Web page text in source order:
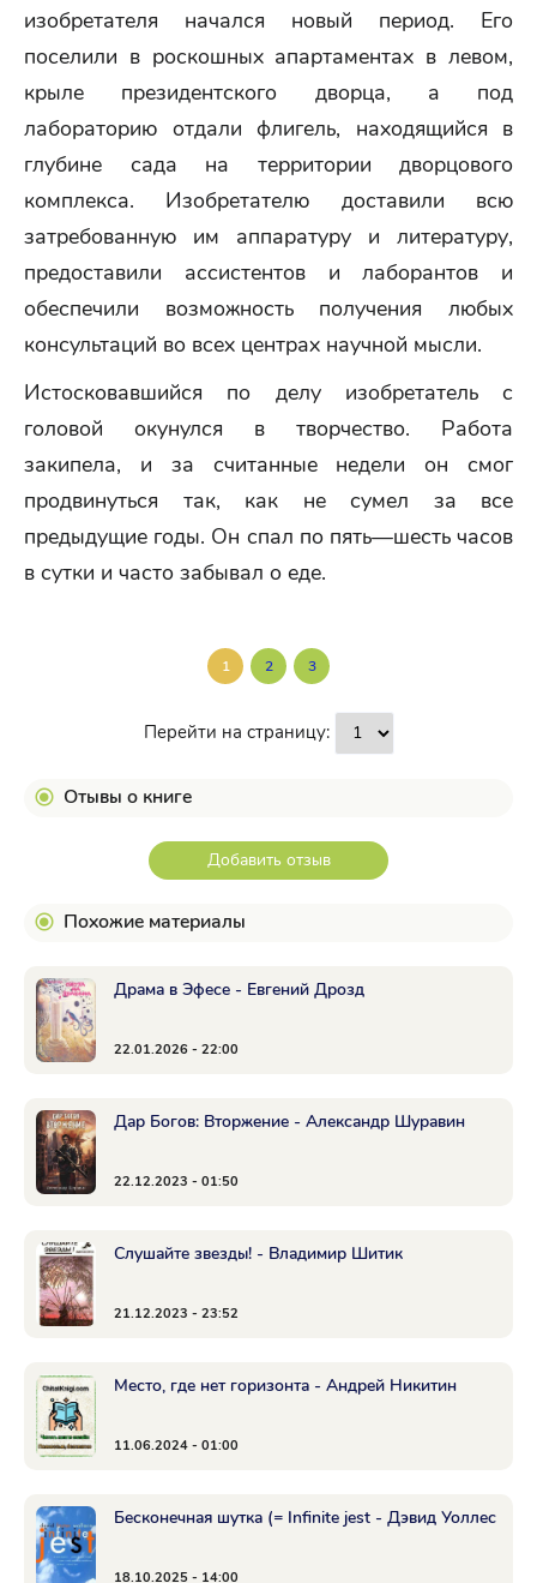
изобретателя начался новый период. Его
поселили в роскошных апартаментах в левом,
крыле президентского дворца, а под
лабораторию отдали флигель, находящийся в
глубине сада на территории дворцового
комплекса. Изобретателю доставили всю
затребованную им аппаратуру и литературу,
предоставили ассистентов и лаборантов и
обеспечили возможность получения любых
консультаций во всех центрах научной мысли.
Истосковавшийся по делу изобретатель с
головой окунулся в творчество. Работа
закипела, и за считанные недели он смог
продвинуться так, как не сумел за все
предыдущие годы. Он спал по пять—шесть часов
в сутки и часто забывал о еде.
1 2 3
Перейти на страницу:
Отывы о книге
Добавить отзыв
Похожие материалы
Драма в Эфесе - Евгений Дрозд
22.01.2026 - 22:00
Дар Богов: Вторжение - Александр Шуравин
22.12.2023 - 01:50
Слушайте звезды! - Владимир Шитик
21.12.2023 - 23:52
Место, где нет горизонта - Андрей Никитин
11.06.2024 - 01:00
Бесконечная шутка (= Infinite jest - Дэвид Уоллес
18.10.2025 - 14:00